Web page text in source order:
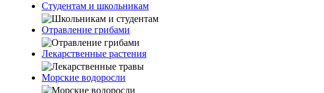
Студентам и школьникам
Отравление грибами
Лекарственные растения
Морские водоросли